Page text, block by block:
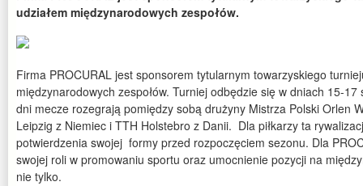
udziałem międzynarodowych zespołów.
Firma PROCURAL jest sponsorem tytularnym towarzyskiego
międzynarodowych zespołów. Turniej odbędzie się w dniach 15-17
dni mecze rozegrają pomiędzy sobą drużyny Mistrza Polski Orlen
Leipzig z Niemiec i TTH Holstebro z Danii. Dla piłkarzy ta
potwierdzenia swojej formy przed rozpoczęciem sezonu. Dla
swojej roli w promowaniu sportu oraz umocnienie pozycji na
nie tylko.